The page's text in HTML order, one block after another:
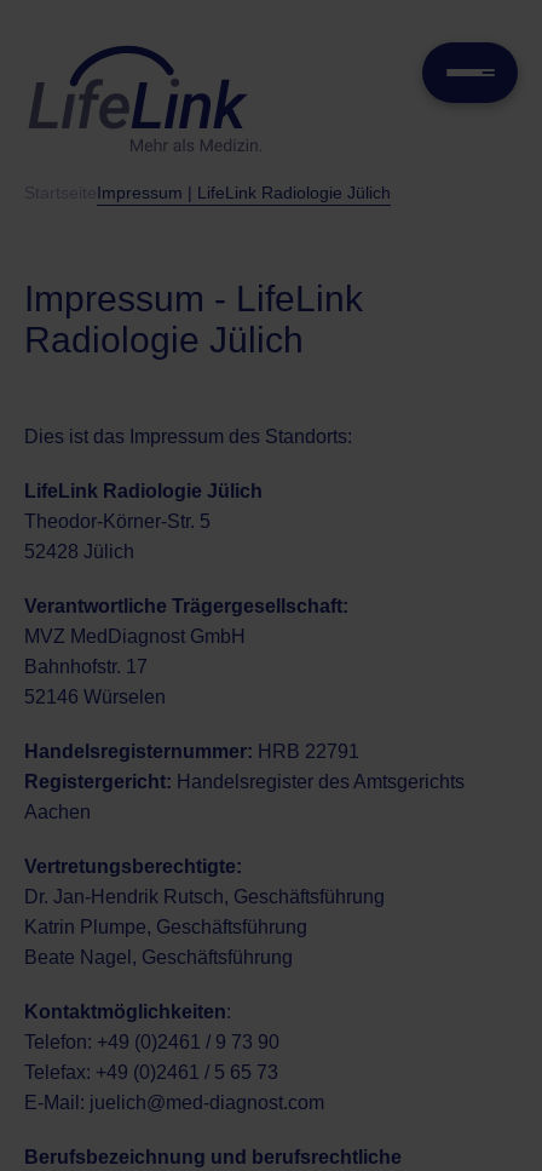
Impressum | LifeLink Radiologie Jülich
Impressum - LifeLink
Radiologie Jülich
Dies ist das Impressum des Standorts:
LifeLink Radiologie Jülich
Theodor-Körner-Str. 5
52428 Jülich
Verantwortliche Trägergesellschaft:
MVZ MedDiagnost GmbH
Bahnhofstr. 17
52146 Würselen
Handelsregisternummer: HRB 22791
Registergericht: Handelsregister des Amtsgerichts
Aachen
Vertretungsberechtigte:
Dr. Jan-Hendrik Rutsch, Geschäftsführung
Katrin Plumpe, Geschäftsführung
Beate Nagel, Geschäftsführung
Kontaktmöglichkeiten:
Telefon: +49 (0)2461 / 9 73 90
Telefax: +49 (0)2461 / 5 65 73
E-Mail: juelich@med-diagnost.com
Berufsbezeichnung und berufsrechtliche